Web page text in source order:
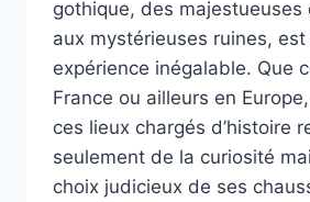
gothique, des majestueuses
aux mystérieuses ruines, est
expérience inégalable. Que
France ou ailleurs en
ces lieux chargés d’histoire
seulement de la curiosité
choix judicieux de ses